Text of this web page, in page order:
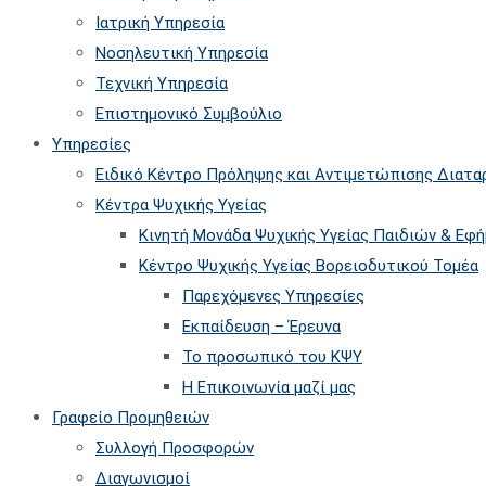
Ιατρική Υπηρεσία
Νοσηλευτική Υπηρεσία
Τεχνική Υπηρεσία
Επιστημονικό Συμβούλιο
Υπηρεσίες
Ειδικό Κέντρο Πρόληψης και Αντιμετώπισης
Κέντρα Ψυχικής Υγείας
Κινητή Μονάδα Ψυχικής Υγείας Παιδιών &
Kέντρο Ψυχικής Υγείας Βορειοδυτικού Τομέα
Παρεχόμενες Υπηρεσίες
Εκπαίδευση – Έρευνα
Το προσωπικό του ΚΨΥ
Η Επικοινωνία μαζί μας
Γραφείο Προμηθειών
Συλλογή Προσφορών
Διαγωνισμοί